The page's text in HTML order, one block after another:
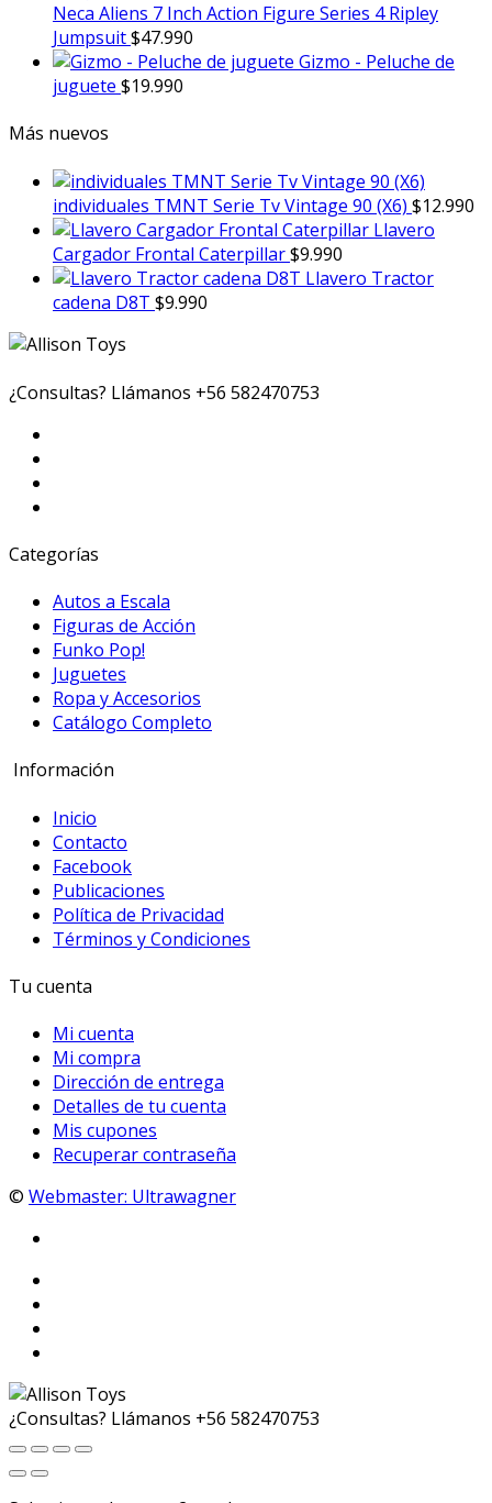
Neca Aliens 7 Inch Action Figure Series 4 Ripley
Jumpsuit$47.990
Gizmo - Peluche de
juguete $19.990
Más nuevos
individuales TMNT Serie Tv Vintage 90 (X6) $12.990
Llavero
Cargador Frontal Caterpillar$9.990
Llavero Tractor
cadena D8T $9.990
¿Consultas? Llámanos +56 582470753
Categorías
Autos a Escala
Figuras de Acción
Funko Pop!
Juguetes
Ropa y Accesorios
Catálogo Completo
Información
Inicio
Contacto
Facebook
Publicaciones
Política de Privacidad
Términos y Condiciones
Tu cuenta
Mi cuenta
Mi compra
Dirección de entrega
Detalles de tu cuenta
Mis cupones
Recuperar contraseña
© Webmaster: Ultrawagner
¿Consultas? Llámanos +56 582470753